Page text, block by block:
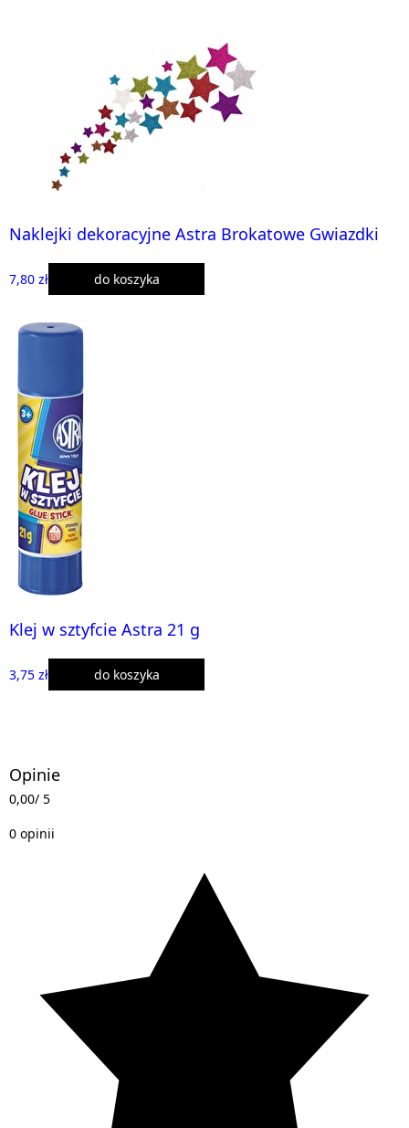
Naklejki dekoracyjne Astra Brokatowe Gwiazdki
7,80 zł do koszyka
Klej w sztyfcie Astra 21 g
3,75 zł do koszyka
Opinie
0,00/ 5
0 opinii